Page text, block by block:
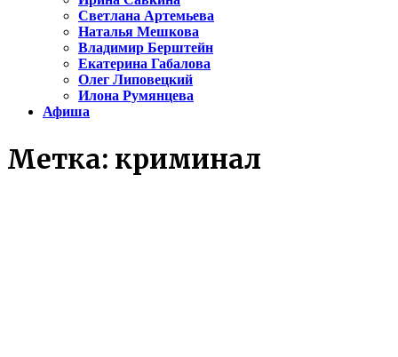
Светлана Артемьева
Наталья Мешкова
Владимир Берштейн
Екатерина Габалова
Олег Липовецкий
Илона Румянцева
Афиша
Метка: криминал